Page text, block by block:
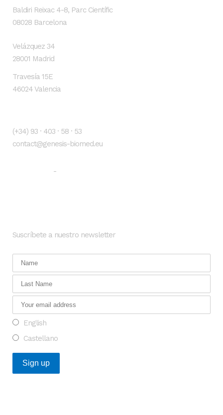
Baldiri Reixac 4-8, Parc Científic
08028 Barcelona
Velázquez 34
28001 Madrid
Travesía 15E
46024 Valencia
(+34) 93 · 403 · 58 · 53
contact@genesis-biomed.eu
-
Suscríbete a nuestro newsletter
English
Castellano